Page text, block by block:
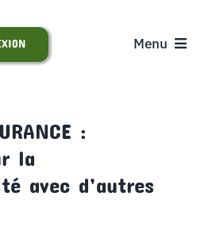
Menu
:
la
avec d’autres